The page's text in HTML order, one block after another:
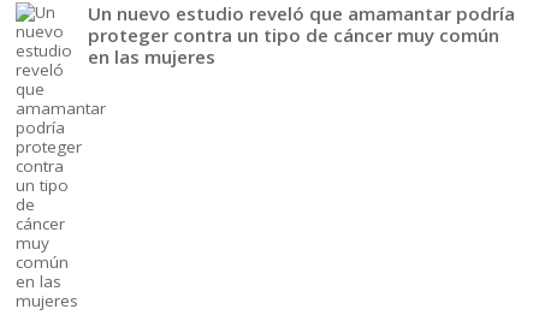
Un nuevo estudio reveló que amamantar podría
proteger contra un tipo de cáncer muy común
en las mujeres